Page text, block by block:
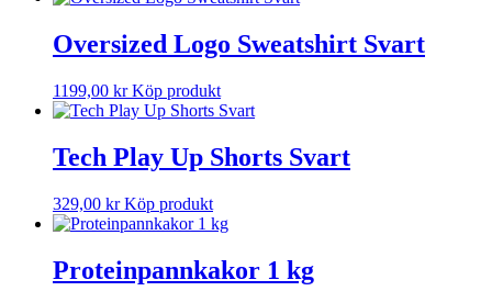
Oversized Logo Sweatshirt Svart
1199,00 kr Köp produkt
Tech Play Up Shorts Svart
329,00 kr Köp produkt
Proteinpannkakor 1 kg